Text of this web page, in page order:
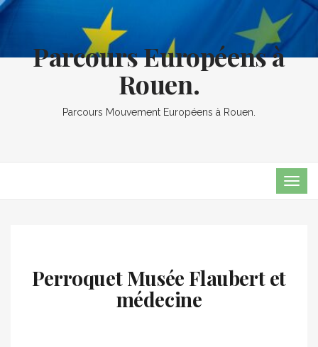
Parcours Européens à
Rouen.
Parcours Mouvement Européens à Rouen.
Perroquet Musée Flaubert et
médecine